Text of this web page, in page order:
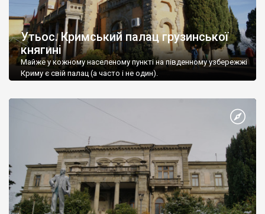
Утьос. Кримський палац грузинської
княгині
Майже у кожному населеному пункті на південному узбережжі
Криму є свій палац (а часто і не один).